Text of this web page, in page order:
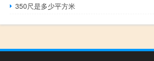
350尺是多少平方米